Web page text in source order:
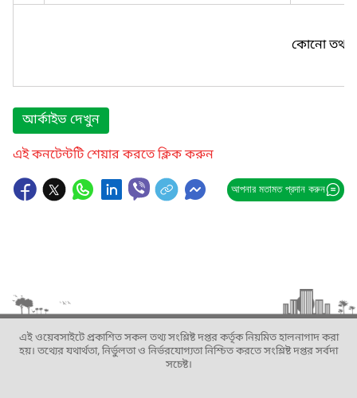
কোনো তথ্য
আর্কাইভ দেখুন
এই কনটেন্টটি শেয়ার করতে ক্লিক করুন
আপনার মতামত প্রদান করুন
এই ওয়েবসাইটে প্রকাশিত সকল তথ্য সংশ্লিষ্ট দপ্তর কর্তৃক নিয়মিত হালনাগাদ করা
হয়। তথ্যের যথার্থতা, নির্ভুলতা ও নির্ভরযোগ্যতা নিশ্চিত করতে সংশ্লিষ্ট দপ্তর সর্বদা
সচেষ্ট।